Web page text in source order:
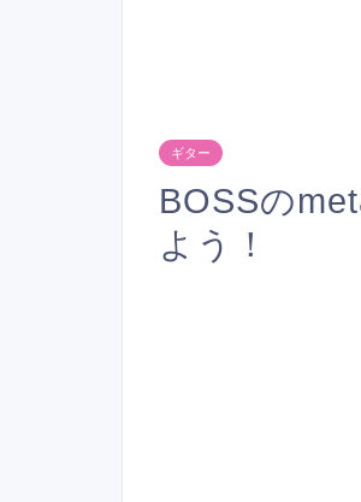
ギター
BOSSの
よう！